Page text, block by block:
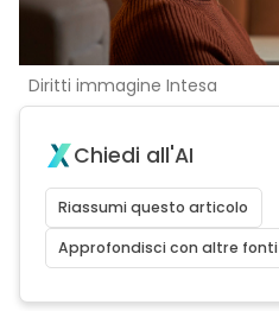
Diritti immagine Intesa
Chiedi all'AI
Riassumi questo articolo
Approfondisci con altre fonti